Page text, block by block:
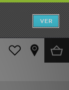
VER
Calções